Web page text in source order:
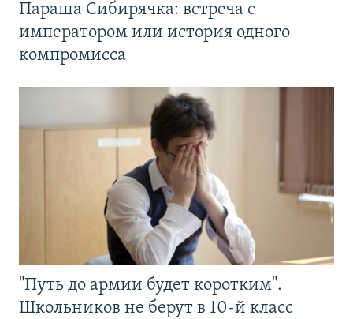
Параша Сибирячка: встреча с
императором или история одного
компромисса
"Путь до армии будет коротким".
Школьников не берут в 10-й класс